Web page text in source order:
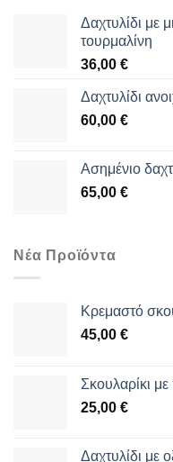
Δαχτυλίδι με
τουρμαλίνη
36,00 €
Δαχτυλίδι
60,00 €
Aσημένιο
65,00 €
Νέα Προϊόντα
Κρεμαστό
45,00 €
Σκουλαρίκι με
25,00 €
Δαχτυλίδι με